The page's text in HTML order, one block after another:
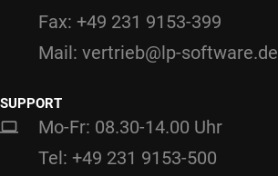
Fax: +49 231 9153-399
Mail: vertrieb@lp-software.de
SUPPORT
Mo-Fr: 08.30-14.00 Uhr
Tel: +49 231 9153-500